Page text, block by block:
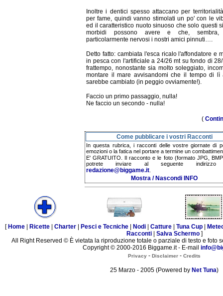
Inoltre i dentici spesso attaccano per
per fame, quindi vanno stimolati un po' con le
ed il caratteristico nuoto sinuoso che solo questi
morbidi possono avere e che, sembra,
particolarmente nervosi i nostri amici pinnuti….
Detto fatto: cambiata l'esca ricalo l'affondatore e
in pesca con l'artificiale a 24/26 mt su fondo di
frattempo, nonostante sia molto soleggiato,
montare il mare avvisandomi che il tempo di lì
sarebbe cambiato (in peggio ovviamente!).
Faccio un primo passaggio, nulla!
Ne faccio un secondo - nulla!
(
Come pubblicare i vostri Racconti
In questa rubrica, i racconti delle vostre giornate di
emozioni o la fatica nel portare a termine un
E' GRATUITO. Il racconto e le foto (formato JPG,
potrete inviare al seguente indirizzo
redazione@biggame.it
Mostra / Nascondi INFO
[ Home Ricette Charter Pesci e Tecniche Nodi Catture Tuna Cup
Racconti| Salva Schermo]
All Right Reserved © È vietata la riproduzione totale o parziale di testo e foto
Copyright © 2000-2016 Biggame.it - E-mail
Privacy - Disclaimer - Credits
25 Marzo - 2005 (Powered by Net Tuna)